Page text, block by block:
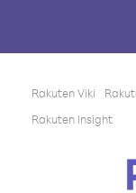
Rakuten Viki
Rakuten Insight